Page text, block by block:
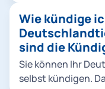
Stadt- und
und Regionalzüge
(z.B. IC, EC und
Anbietern wie
genutzt werden.
entspricht einem Rabatt von
für das
Arbeitgeber
übernimmt
Deutschlandticket
Wie kündige
sind die
Sie können Ihr
selbst kündigen.